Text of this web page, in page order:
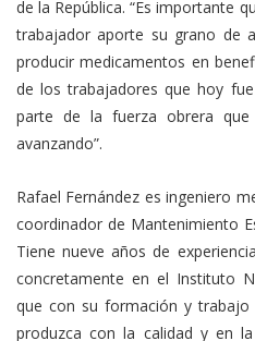
de la República. “Es importante
trabajador aporte su grano de
producir medicamentos en
de los trabajadores que hoy
parte de la fuerza obrera
avanzando”.
Rafael Fernández es ingeniero
coordinador de Mantenimiento
Tiene nueve años de
concretamente en el Instituto
que con su formación y
produzca con la calidad y en